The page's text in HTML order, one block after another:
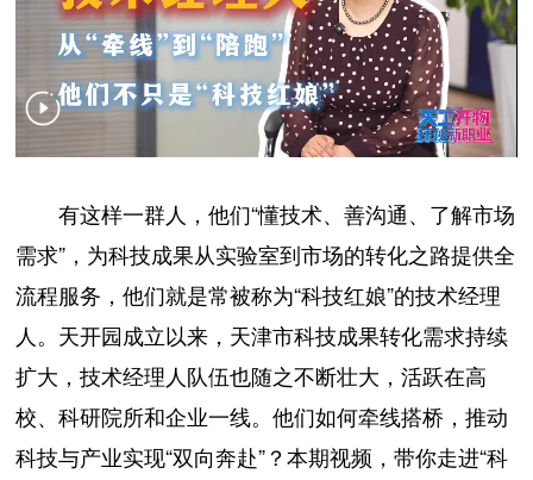
有这样一群人，他们“懂技术、善沟通、了解市场
需求”，为科技成果从实验室到市场的转化之路提供全
流程服务，他们就是常被称为“科技红娘”的技术经理
人。天开园成立以来，天津市科技成果转化需求持续
扩大，技术经理人队伍也随之不断壮大，活跃在高
校、科研院所和企业一线。他们如何牵线搭桥，推动
科技与产业实现“双向奔赴”？本期视频，带你走进“科